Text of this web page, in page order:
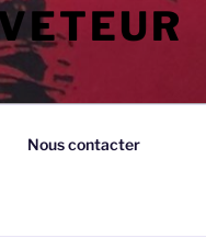
Nous contacter